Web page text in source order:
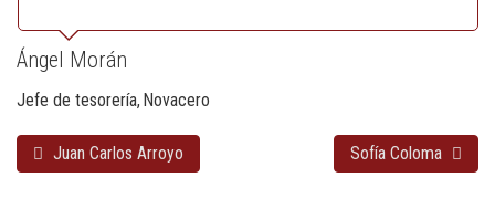
Ángel Morán
Jefe de tesorería Novacero
Juan Carlos Arroyo Sofía Coloma